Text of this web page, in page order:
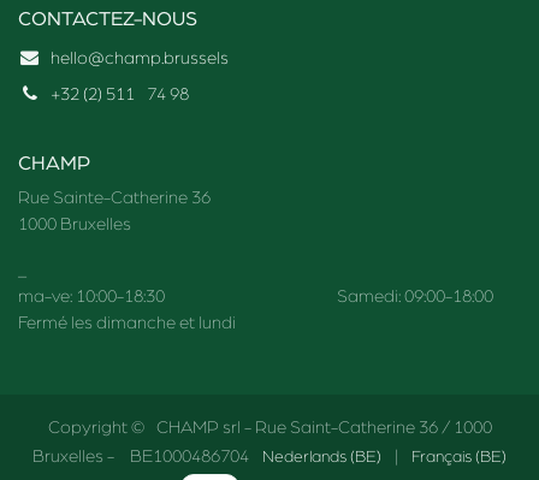
CONTACTEZ-NOUS
hello@champ.brussels
+32 (2) 511 74 98
CHAMP
Rue Sainte-Catherine 36
1000 Bruxelles
ma-ve: 10:00-18:30 Samedi: 09:00-18:00
Fermé les dimanche et lundi
Copyright © CHAMP srl - Rue Saint-Catherine 36 / 1000
Bruxelles - BE1000486704
Nederlands (BE)
Français (BE)